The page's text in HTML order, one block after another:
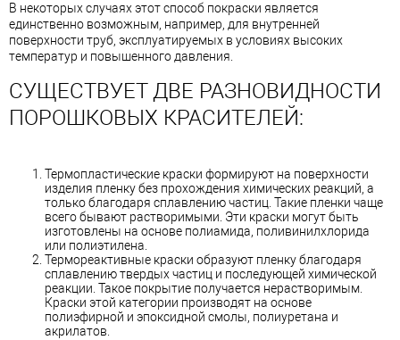
В некоторых случаях этот способ покраски является
единственно возможным, например, для внутренней
поверхности труб, эксплуатируемых в условиях высоких
температур и повышенного давления.
СУЩЕСТВУЕТ ДВЕ РАЗНОВИДНОСТИ
ПОРОШКОВЫХ КРАСИТЕЛЕЙ:
Термопластические краски формируют на поверхности
изделия пленку без прохождения химических реакций, а
только благодаря сплавлению частиц. Такие пленки чаще
всего бывают растворимыми. Эти краски могут быть
изготовлены на основе полиамида, поливинилхлорида
или полиэтилена.
Термореактивные краски образуют пленку благодаря
сплавлению твердых частиц и последующей химической
реакции. Такое покрытие получается нерастворимым.
Краски этой категории производят на основе
полиэфирной и эпоксидной смолы, полиуретана и
акрилатов.